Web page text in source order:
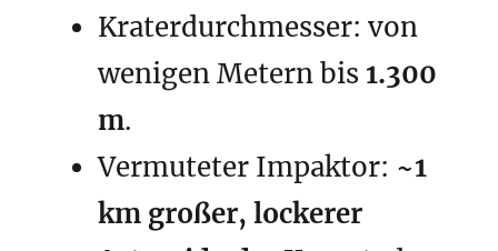
Kraterdurchmesser: von
wenigen Metern bis 1.300
m.
Vermuteter Impaktor: ~1
km großer, lockerer